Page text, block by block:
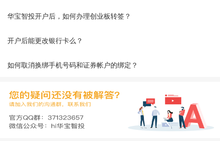
华宝智投开户后，如何办理创业板转签？
开户后能更改银行卡么？
如何取消换绑手机号码和证券帐户的绑定？